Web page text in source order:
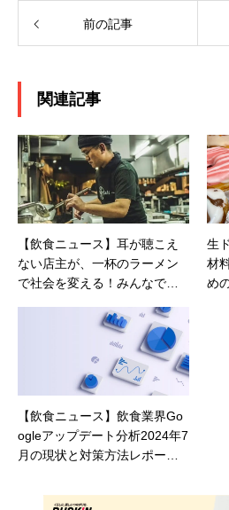
前の記事
関連記事
【飲食ニュース】耳が聴こえ
ない店主が、一杯のラーメン
で社会を変える！みんなで共
生
材
め
【飲食ニュース】飲食業界Go
ogleアップデート分析2024年7
月の現状と対策方法レポート